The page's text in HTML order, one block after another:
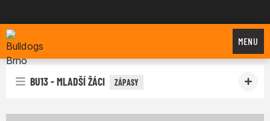
Bulldogs Brno
MENU
BU13 - MLADŠÍ ŽÁCI ZÁPASY